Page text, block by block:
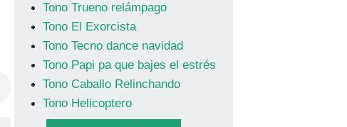
Tono Trueno relámpago
Tono El Exorcista
Tono Tecno dance navidad
Tono Papi pa que bajes el estrés
Tono Caballo Relinchando
Tono Helicoptero